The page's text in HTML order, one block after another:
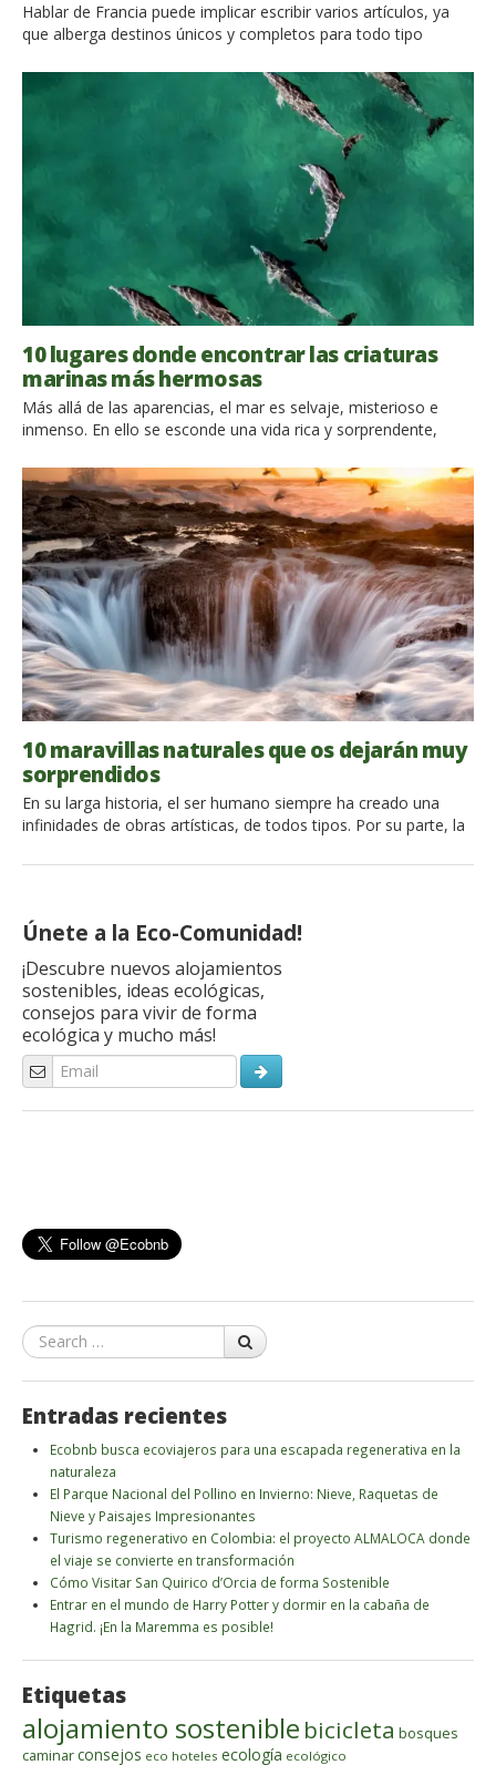
Únete a la Eco-Comunidad!
¡Descubre nuevos alojamientos
sostenibles, ideas ecológicas,
consejos para vivir de forma
ecológica y mucho más!
Search
Entradas recientes
Ecobnb busca ecoviajeros para una escapada regenerativa en la
naturaleza
El Parque Nacional del Pollino en Invierno: Nieve, Raquetas de
Nieve y Paisajes Impresionantes
Turismo regenerativo en Colombia: el proyecto ALMALOCA donde
el viaje se convierte en transformación
Cómo Visitar San Quirico d’Orcia de forma Sostenible
Entrar en el mundo de Harry Potter y dormir en la cabaña de
Hagrid. ¡En la Maremma es posible!
Etiquetas
alojamiento sostenible bicicleta bosques
caminarconsejos eco hoteles ecología ecológico
Hablar de Francia puede implicar escribir varios artículos, ya
que alberga destinos únicos y completos para todo tipo
vacaciones de aventura, incluso con algo de deporte, te
invitamos a que descubras estas 5 aguas termales en Francia,
10 lugares donde encontrar las criaturas
marinas más hermosas
Más allá de las aparencias, el mar es selvaje, misterioso e
inmenso. En ello se esconde una vida rica y sorprendente,
Avistar ballenas, tortugas y caballitos de mar es una
experience increíblemente única. Algo que vale todo un viaje. A
seguir, hemos selecionado 10 lugares en el mundo en […]
10 maravillas naturales que os dejarán muy
sorprendidos
En su larga historia, el ser humano siempre ha creado una
infinidades de obras artísticas, de todos tipos. Por su parte, la
espectaculares. Verdaderas maravillas que por bellezza
[…]